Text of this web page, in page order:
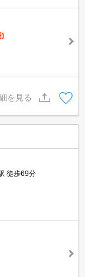
)
を見る
徒歩69分